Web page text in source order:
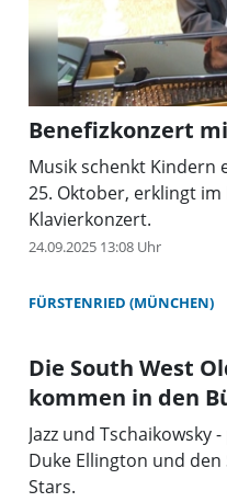
Benefizkonzert
Musik schenkt Kindern
25. Oktober, erklingt im
Klavierkonzert.
24.09.2025 13:08 Uhr
FÜRSTENRIED (MÜNCHEN)
Die South West
kommen in den
Jazz und Tschaikowsky
Duke Ellington und
Stars.